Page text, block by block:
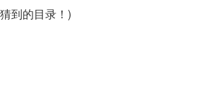
到的目录！)